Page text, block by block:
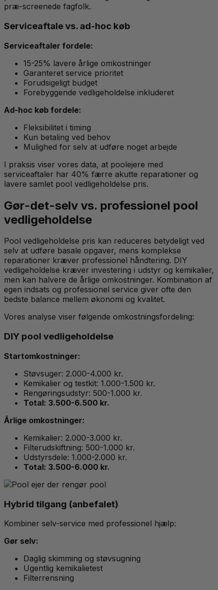
præ-screenede fagfolk.
Serviceaftale vs. ad-hoc køb
Serviceaftaler fordele:
15-25% lavere årlige omkostninger
Garanteret service prioritet
Forudsigeligt budget
Forebyggende vedligeholdelse inkluderet
Ad-hoc køb fordele:
Fleksibilitet i timing
Kun betaling ved behov
Mulighed for selv at udføre noget arbejde
I praksis viser vores data, at poolejere med
serviceaftaler har 40% færre akutte reparationer og
lavere samlet pool vedligeholdelse pris.
Gør-det-selv vs. professionel pool
vedligeholdelse
Pool vedligeholdelse pris kan reduceres betydeligt ved
selv at udføre basale opgaver, mens komplekse
reparationer kræver professionel håndtering. DIY
vedligeholdelse kræver investering i udstyr og kemikalier,
men kan halvere de årlige omkostninger. Kombination af
egen indsats og professionel service giver ofte den
bedste balance mellem økonomi og kvalitet.
Vores analyse viser følgende omkostningsfordeling:
DIY pool vedligeholdelse
Startomkostninger:
Støvsuger: 2.000-4.000 kr.
Kemikalier og testkit: 1.000-1.500 kr.
Rengøringsudstyr: 500-1.000 kr.
Total: 3.500-6.500 kr.
Årlige omkostninger:
Kemikalier: 2.000-3.000 kr.
Filterudskiftning: 500-1.000 kr.
Udstyrsdele: 1.000-2.000 kr.
Total: 3.500-6.000 kr.
Hybrid tilgang (anbefalet)
Kombiner selv-service med professionel hjælp:
Gør selv:
Daglig skimming og støvsugning
Ugentlig kemikalietest
Filterrensning